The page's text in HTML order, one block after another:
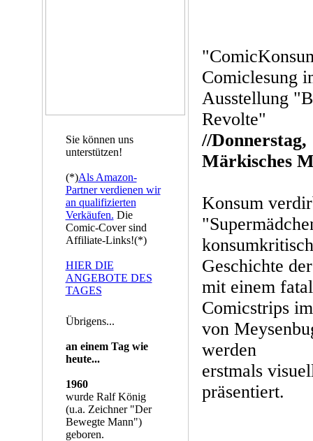
Sie können uns
unterstützen!
(*)Als Amazon-
Partner verdienen wir
an qualifizierten
Verkäufen. Die
Comic-Cover sind
Affiliate-Links!(*)
HIER DIE
ANGEBOTE DES
TAGES
Übrigens...
an einem Tag wie
heute...
1960
wurde Ralf König
(u.a. Zeichner "Der
Bewegte Mann")
geboren.
Comiclesung
Ausstellung
Revolte"
//Donnerstag,
Märkisches
Konsum
Geschichte
mit einem
Comicstrips
von
werden
erstmals
präsentiert.